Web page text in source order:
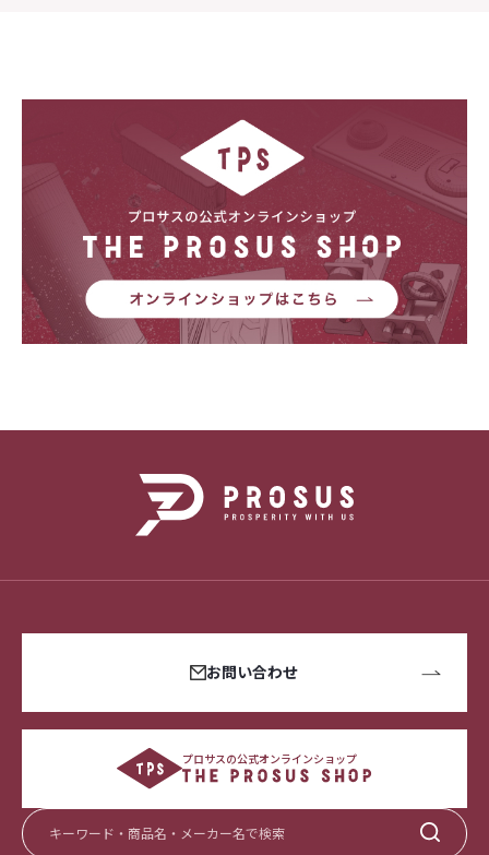
お問い合わせ
プロサスの公式オンラインショップ